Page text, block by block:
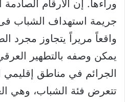
جريمة استهداف الشباب
واقعاً مريراً يتجاوز مجرد
يمكن وصفه بالتطهير
الجرائم في مناطق إقليمي
تتعرض فئة الشباب، وهي